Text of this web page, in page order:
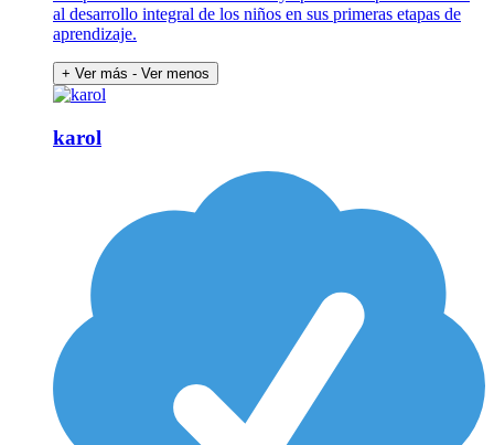
al desarrollo integral de los niños en sus primeras etapas de
aprendizaje.
+ Ver más - Ver menos
karol